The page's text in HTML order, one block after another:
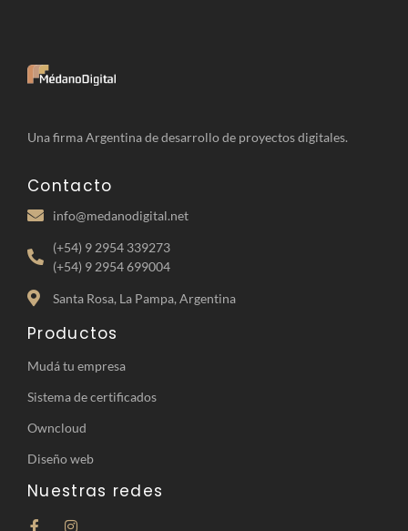
Una firma Argentina de desarrollo de proyectos digitales.
Contacto
info@medanodigital.net
(+54) 9 2954 339273
(+54) 9 2954 699004
Santa Rosa, La Pampa, Argentina
Productos
Mudá tu empresa
Sistema de certificados
Owncloud
Diseño web
Nuestras redes